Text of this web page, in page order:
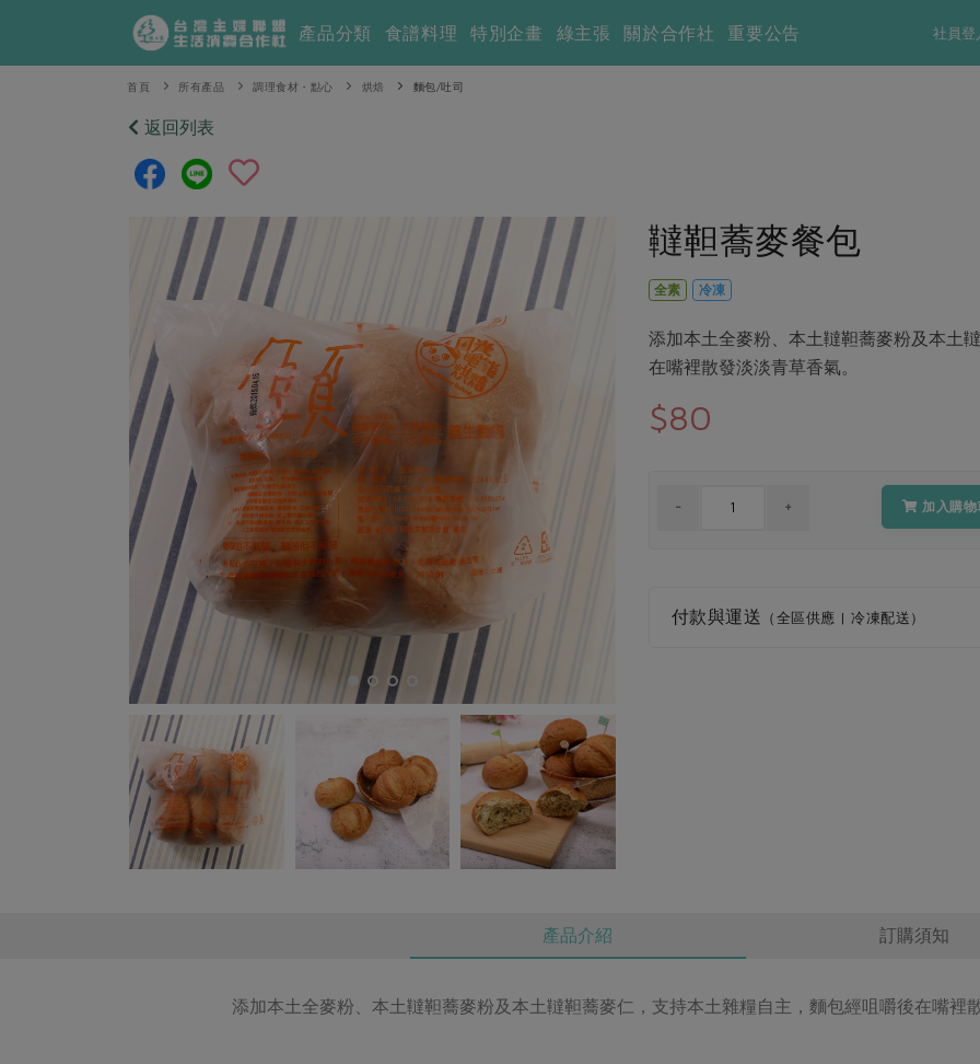
社員登
產品分類 食譜料理 特別企畫 綠主張 關於合作社 重要公告
首頁 所有產品 調理食材・點心 烘焙 麵包/吐司
返回列表
韃靼蕎麥餐包
全素 冷凍
添加本土全麥粉、本土韃靼蕎麥粉及本土
在嘴裡散發淡淡青草香氣。
$80
加入購物
付款與運送 （全區供應 | 冷凍配送）
產品介紹 訂購須知
添加本土全麥粉、本土韃靼蕎麥粉及本土韃靼蕎麥仁，支持本土雜糧自主，麵包經咀嚼後在嘴裡